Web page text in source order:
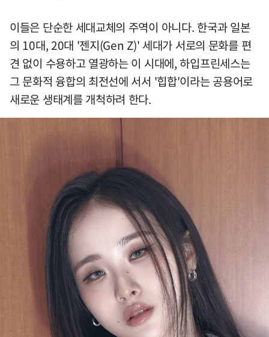
이들은 단순한 세대교체의 주역이 아니다. 한국과 일본
의 10대, 20대 '젠지(Gen Z)' 세대가 서로의 문화를 편
견 없이 수용하고 열광하는 이 시대에, 하입프린세스는
그 문화적 융합의 최전선에 서서 '힙합'이라는 공용어로
새로운 생태계를 개척하려 한다.